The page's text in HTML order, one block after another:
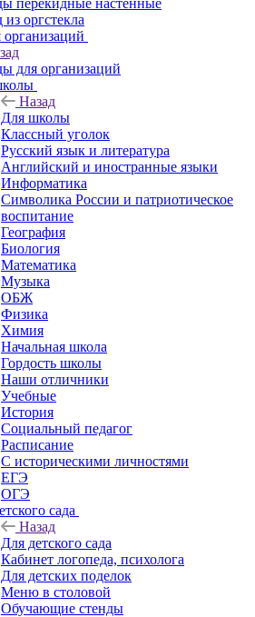
перекидные настенные
оргстекла
для организаций
Назад
Для школы
Классный уголок
Русский язык и литература
Английский и иностранные языки
Информатика
Символика России и патриотическое
воспитание
География
Биология
Математика
Музыка
ОБЖ
Физика
Химия
Начальная школа
Гордость школы
Наши отличники
Учебные
История
Социальный педагог
Расписание
С историческими личностями
ЕГЭ
ОГЭ
сада
Назад
Для детского сада
Кабинет логопеда, психолога
Для детских поделок
Меню в столовой
Обучающие стенды